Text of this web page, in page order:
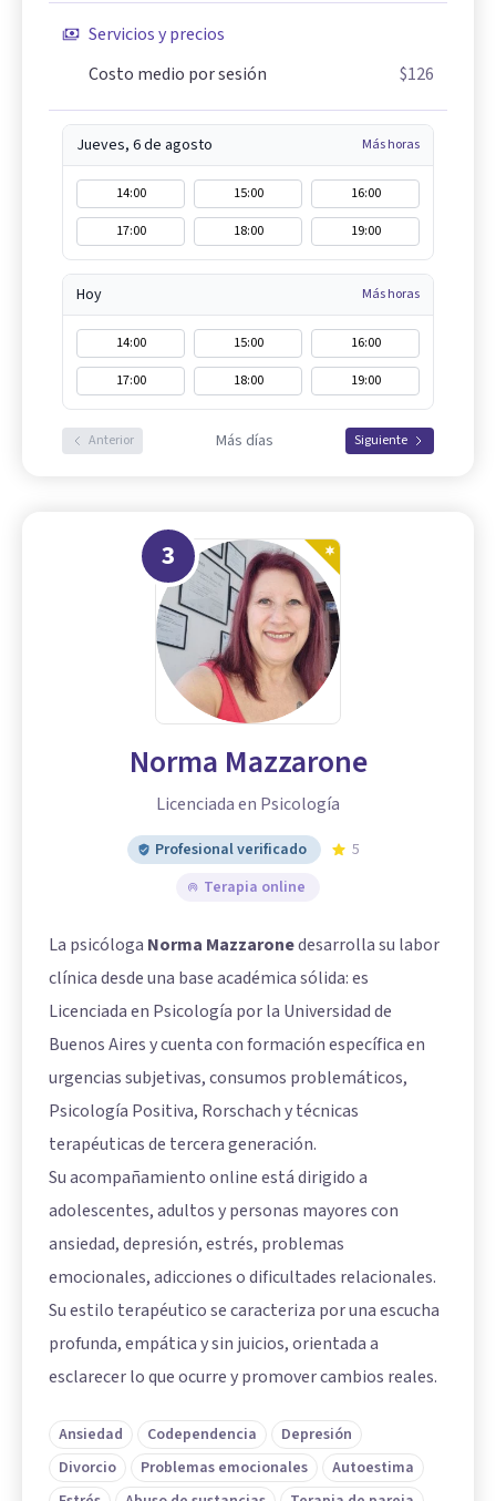
Servicios y precios
Costo medio por sesión
$126
Jueves, 6 de agosto Más horas
14:00 15:00
16:00
17:00
18:00 19:00
Hoy Más horas
14:00 15:00
16:00
17:00
18:00 19:00
Anterior Más días Siguiente
3
Norma Mazzarone
Licenciada en Psicología
Profesional verificado
5
Terapia online
La psicóloga Norma Mazzaronedesarrolla su labor
clínica desde una base académica sólida: es
Licenciada en Psicología por la Universidad de
Buenos Aires y cuenta con formación específica en
urgencias subjetivas, consumos problemáticos,
Psicología Positiva, Rorschach y técnicas
terapéuticas de tercera generación.
Su acompañamiento online está dirigido a
adolescentes, adultos y personas mayores con
ansiedad, depresión, estrés, problemas
emocionales, adicciones o dificultades relacionales.
Su estilo terapéutico se caracteriza por una escucha
profunda, empática y sin juicios, orientada a
esclarecer lo que ocurre y promover cambios reales.
Ansiedad Codependencia
Depresión
Divorcio
Problemas emocionales
Autoestima